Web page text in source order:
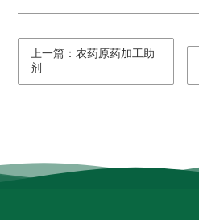
上一篇：农药原药加工助
剂